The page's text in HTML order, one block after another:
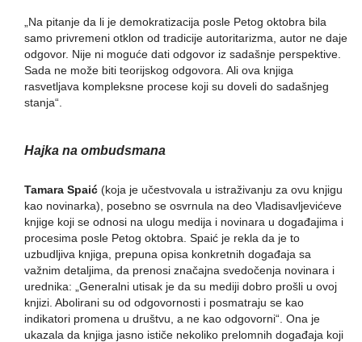
„Na pitanje da li je demokratizacija posle Petog oktobra bila
samo privremeni otklon od tradicije autoritarizma, autor ne daje
odgovor. Nije ni moguće dati odgovor iz sadašnje perspektive.
Sada ne može biti teorijskog odgovora. Ali ova knjiga
rasvetljava kompleksne procese koji su doveli do sadašnjeg
stanja“.
Hajka na ombudsmana
Tamara Spaić (koja je učestvovala u istraživanju za ovu knjigu
kao novinarka), posebno se osvrnula na deo Vladisavljevićeve
knjige koji se odnosi na ulogu medija i novinara u događajima i
procesima posle Petog oktobra. Spaić je rekla da je to
uzbudljiva knjiga, prepuna opisa konkretnih događaja sa
važnim detaljima, da prenosi značajna svedočenja novinara i
urednika: „Generalni utisak je da su mediji dobro prošli u ovoj
knjizi. Abolirani su od odgovornosti i posmatraju se kao
indikatori promena u društvu, a ne kao odgovorni“. Ona je
ukazala da knjiga jasno ističe nekoliko prelomnih događaja koji